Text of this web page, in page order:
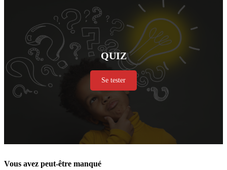
QUIZ
Se tester
Vous avez peut-être manqué